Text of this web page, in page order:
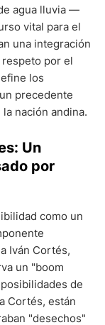
agua lluvia —
vital para el
una integración
por el
los
precedente
nación andina.
Un
por
como un
Iván Cortés,
un "boom
de
Cortés, están
"desechos"